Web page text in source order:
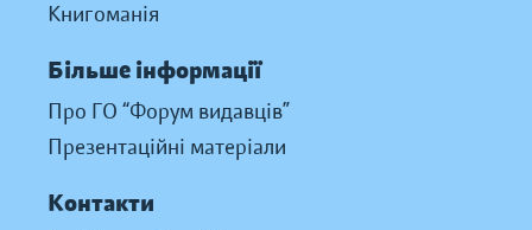
Книгоманія
Більше інформації
Про ГО “Форум видавців”
Презентаційні матеріали
Контакти